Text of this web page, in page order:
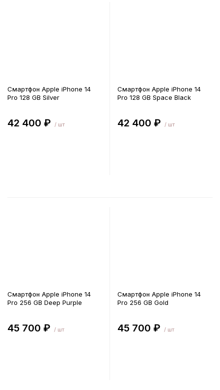
Смартфон Apple iPhone 14
Pro 128 GB Silver
42 400 ₽ / шт
Смартфон Apple iPhone 14
Pro 128 GB Space Black
42 400 ₽ / шт
Смартфон Apple iPhone 14
Pro 256 GB Deep Purple
45 700 ₽ / шт
Смартфон Apple iPhone 14
Pro 256 GB Gold
45 700 ₽ / шт